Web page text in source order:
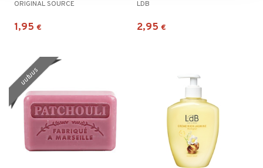
ORIGINAL SOURCE
1,95 €
LDB
2,95 €
uutuus